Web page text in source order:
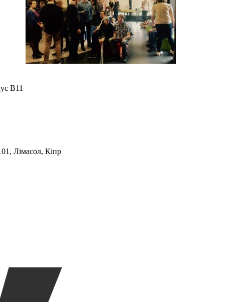
B11
Лімасол, Кіпр